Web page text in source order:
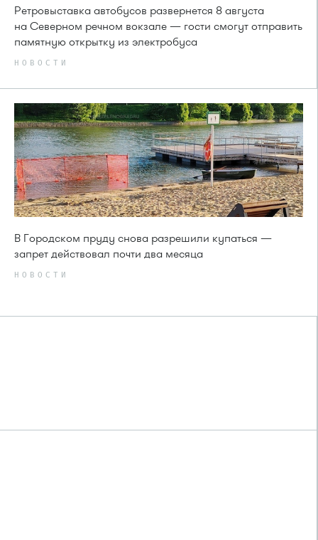
Ретровыставка автобусов развернется 8 августа
на Северном речном вокзале — гости смогут отправить
памятную открытку из электробуса
НОВОСТИ
В Городском пруду снова разрешили купаться —
запрет действовал почти два месяца
НОВОСТИ